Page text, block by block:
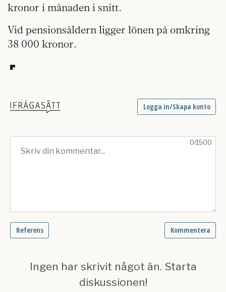
kronor i månaden i snitt.
Vid pensionsåldern ligger lönen på omkring
38 000 kronor.